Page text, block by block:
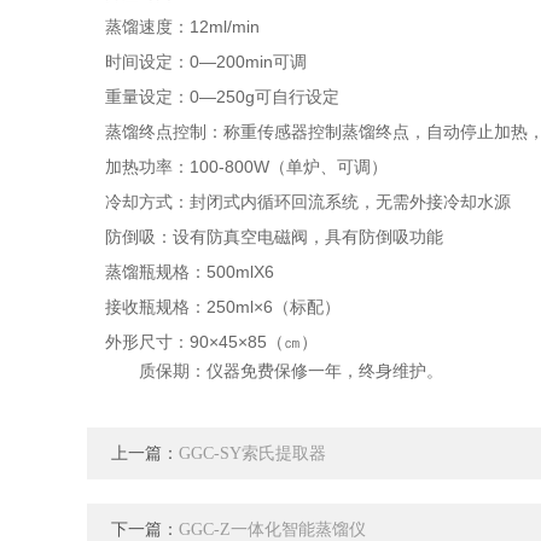
蒸馏速度：12ml/min
时间设定：0—200min可调
重量设定：0—250g可自行设定
蒸馏终点控制：称重传感器控制蒸馏终点，自动停止加热
加热功率：100-800W（单炉、可调）
冷却方式：封闭式内循环回流系统，无需外接冷却水源
防倒吸：设有防真空电磁阀，具有防倒吸功能
蒸馏瓶规格：500mlX6
接收瓶规格：250ml×6（标配）
外形尺寸：90×45×85（㎝）
质保期：仪器免费保修一年，终身维护。
上一篇： GGC-SY索氏提取器
下一篇： GGC-Z一体化智能蒸馏仪